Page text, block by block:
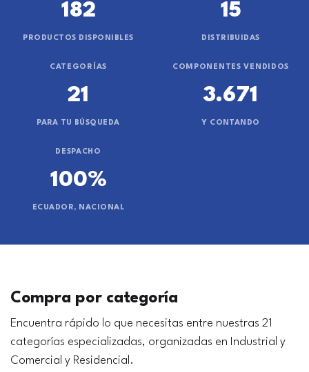
182
PRODUCTOS DISPONIBLES
15
DISTRIBUIDAS
CATEGORÍAS
21
PARA TU BÚSQUEDA
COMPONENTES VENDIDOS
3.671
Y CONTANDO
DESPACHO
100%
ECUADOR, NACIONAL
Compra por categoría
Encuentra rápido lo que necesitas entre nuestras 21
categorías especializadas, organizadas en Industrial y
Comercial y Residencial.